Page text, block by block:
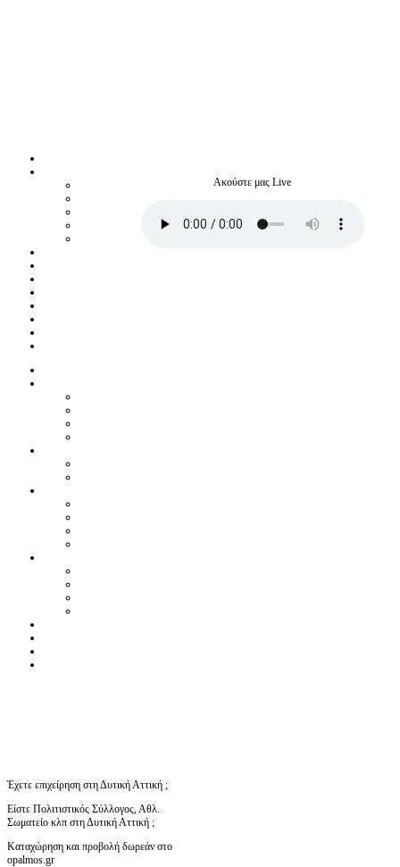
Ακούστε μας Live
Έχετε επιχείρηση στη Δυτική Αττική ;
Είστε Πολιτιστικός Σύλλογος, Αθλ.
Σωματείο κλπ στη Δυτική Αττική ;
Καταχώρηση και προβολή δωρεάν στο
opalmos.gr